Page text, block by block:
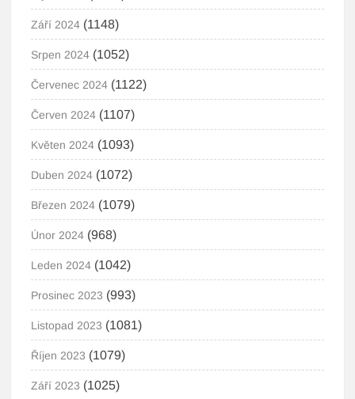
Září 2024 (1148)
Srpen 2024 (1052)
Červenec 2024 (1122)
Červen 2024 (1107)
Květen 2024 (1093)
Duben 2024 (1072)
Březen 2024 (1079)
Únor 2024 (968)
Leden 2024 (1042)
Prosinec 2023 (993)
Listopad 2023 (1081)
Říjen 2023 (1079)
Září 2023 (1025)